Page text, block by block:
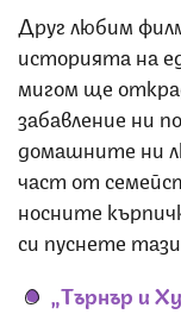
Друг любим
историята на
мигом ще
забавление ни
домашните ни
част от
носните
си пуснете
„Търнър и